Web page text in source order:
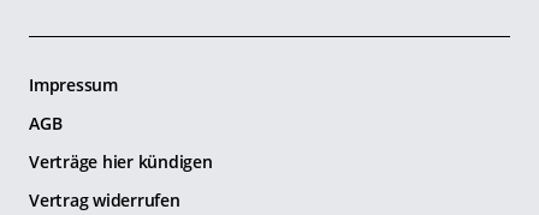
Impressum
AGB
Verträge hier kündigen
Vertrag widerrufen